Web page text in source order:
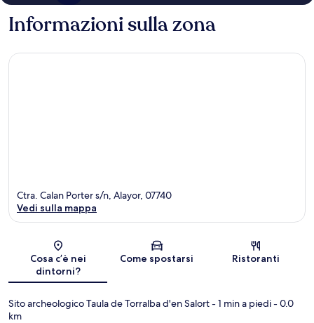
Informazioni sulla zona
Mappa
Ctra. Calan Porter s/n, Alayor, 07740
Vedi sulla mappa
Cosa c’è nei
dintorni?
Come spostarsi Ristoranti
Sito archeologico Taula de Torralba d'en Salort- 1 min a piedi- 0.0
km